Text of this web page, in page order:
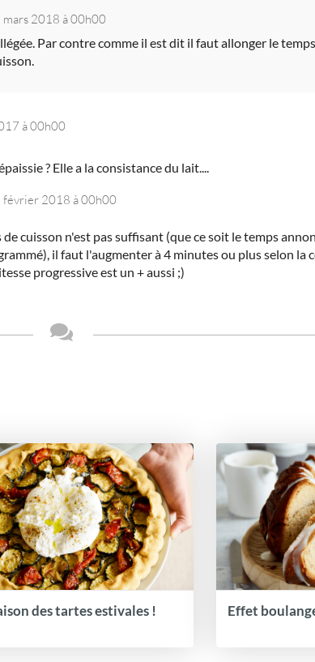
mars 2018 à 00h00
Par contre comme il est dit il faut allonger le
à 00h00
? Elle a la consistance du lait....
février 2018 à 00h00
cuisson n'est pas suffisant (que ce soit le temps
il faut l'augmenter à 4 minutes ou plus selon la
progressive est un + aussi ;)
des tartes estivales ! Effet